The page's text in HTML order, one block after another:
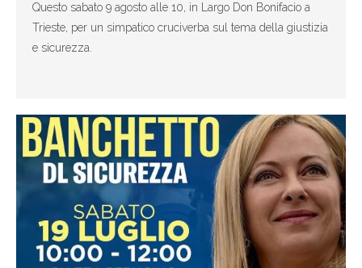
Questo sabato 9 agosto alle 10, in Largo Don Bonifacio a
Trieste, per un simpatico cruciverba sul tema della giustizia
e sicurezza.